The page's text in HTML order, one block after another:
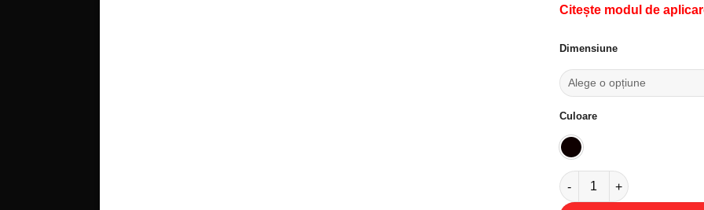
Citește modul de
Dimensiune
Culoare
Cantitate Sticker perete